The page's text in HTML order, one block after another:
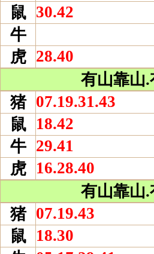
鼠 30.42
牛
虎 28.40
有山靠山
猪 07.19.31.43
鼠
18.42
牛 29.41
虎
16.28.40
有山靠山
猪 07.19.43
鼠
18.30